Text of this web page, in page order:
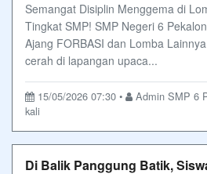
Semangat Disiplin Menggema di
Tingkat SMP! SMP Negeri 6
Ajang FORBASI dan Lomba
cerah di lapangan upaca...
15/05/2026 07:30 • Admin SMP 6
kali
Di Balik Panggung Batik,